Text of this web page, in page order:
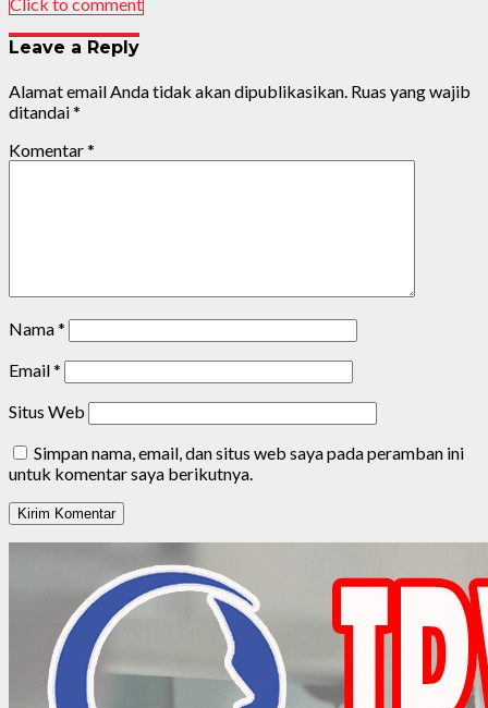
Leave a Reply
Alamat email Anda tidak akan dipublikasikan. Ruas yang wajib
ditandai*
Komentar*
Nama*
Email*
Situs Web
Simpan nama, email, dan situs web saya pada peramban ini
untuk komentar saya berikutnya.